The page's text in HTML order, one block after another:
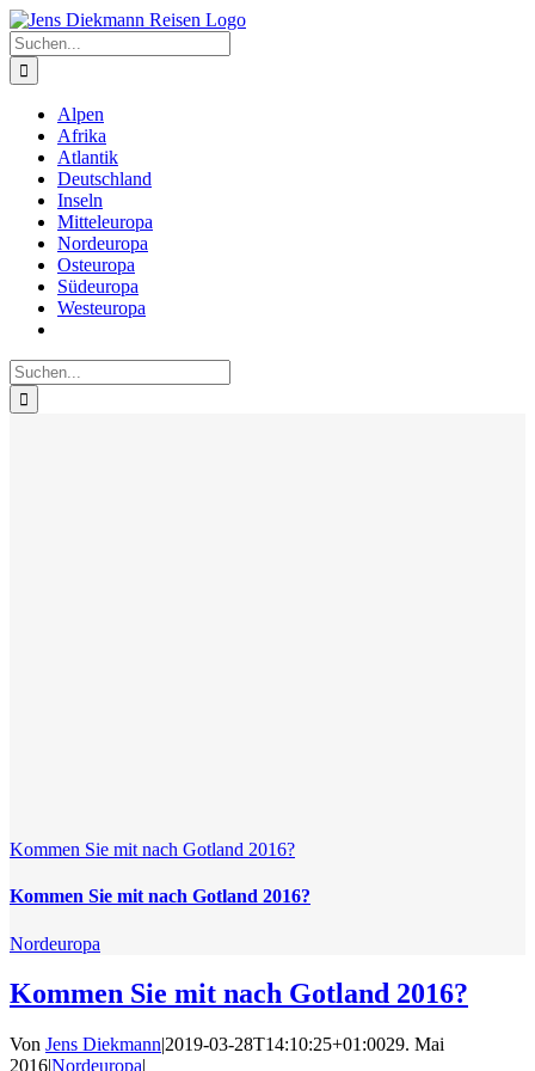
Zum
Inhalt
springen
Suche
nach:
Alpen
Afrika
Atlantik
Deutschland
Inseln
Mitteleuropa
Nordeuropa
Osteuropa
Südeuropa
Westeuropa
Suche
nach:
Kommen Sie mit nach Gotland 2016?
Kommen Sie mit nach Gotland 2016?
Nordeuropa
Kommen Sie mit nach Gotland 2016?
Von Jens Diekmann|2019-03-28T14:10:25+01:0029. Mai
2016|Nordeuropa|